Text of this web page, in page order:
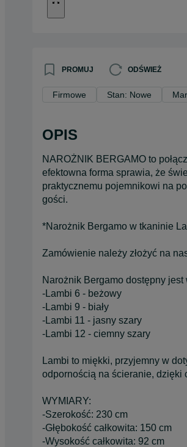
PROMUJ ODŚWIEŻ
Firmowe Stan: Nowe
OPIS
NAROŻNIK BERGAMO to
efektowna forma sprawia, że
praktycznemu pojemnikowi na
gości.
*Narożnik Bergamo w tkaninie
Zamówienie należy złożyć na
Narożnik Bergamo dostępny
-Lambi 6 - beżowy
-Lambi 9 - biały
-Lambi 11 - jasny szary
-Lambi 12 - ciemny szary
Lambi to miękki, przyjemny w
odpornością na ścieranie, dzięki
WYMIARY:
-Szerokość: 230 cm
-Głębokość całkowita: 150 cm
-Wysokość całkowita: 92 cm